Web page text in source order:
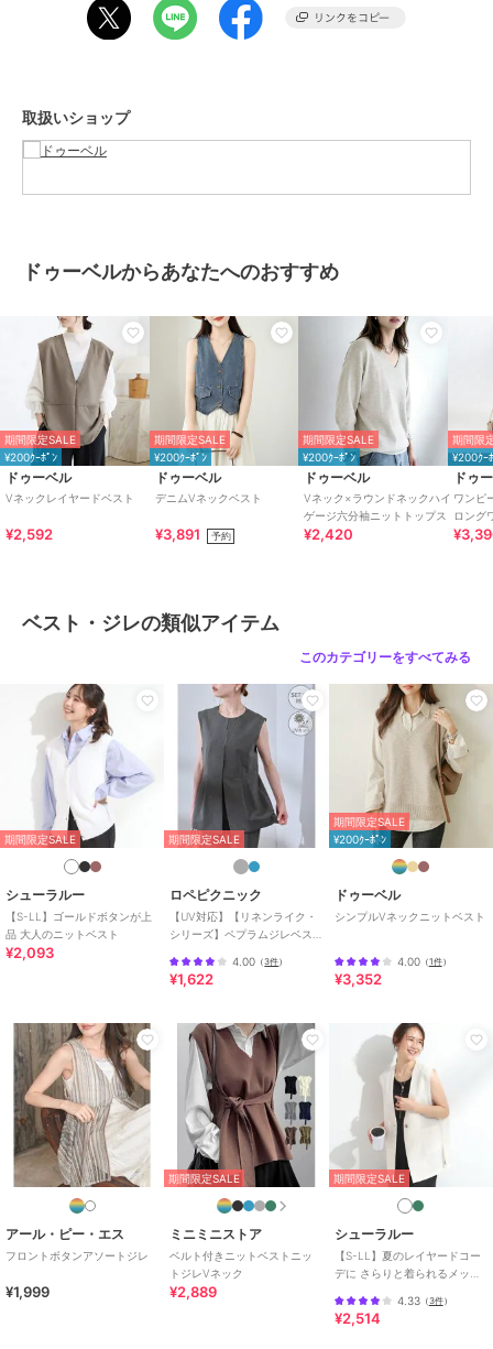
裏地：なし
……………………
ショップ ドゥーベル
商品カテゴリ トップス ／ ベスト・ジレ
性別タイプ
レディース
トップス ／ベスト・ジレ
カラー
ブルー、グレー、ベージュ、ブラ
ック
サイズ S,M,L,LL
素材
アクリル50%・レーヨン25%・ナ
特徴
トップス
ニット素材/アクリ
ノースリーブ
LL･13号以上あり
洗える/パーティー・結婚式・
二次会
セレモニー・入学式・卒
/ レギュラー丈(トップス)
ベスト・ジレ
ナイロン/ニット素材
アクリ
ル素材/レーヨン素材/ 無地/
ノースリーブ/
/洗える / パーティー・結婚式・
二次会/ セレモニー・入学式・卒
業式/レギュラー丈(トップス)
中国製
取扱いショップ
ドゥーベルからあなたへのおすすめ
期間限定SALE
¥200ｸｰﾎﾟﾝ
ドゥーベル
Vネックレイヤードベスト
¥2,592
期間限定SALE
¥200ｸｰﾎﾟﾝ
ドゥーベル
デニムVネックベスト
¥3,891 予約
期間限定SALE
¥200ｸｰﾎﾟﾝ
ドゥーベル
Vネック×ラウンドネックハイ
ゲージ六分袖ニットトップス
¥2,420
期間限
¥200ｸｰ
ドゥ
ワンピ
ロング
ベスト・ジレの類似アイテム
このカテゴリーをすべてみる
期間限定SALE
シューラルー
【S-LL】ゴールドボタンが上
品 大人のニットベスト
¥2,093
期間限定SALE
ロペピクニック
【UV対応】【リネンライク・
シリーズ】ペプラムジレベス
4.00 （3件）
¥1,622
期間限定SALE
¥200ｸｰﾎﾟﾝ
ドゥーベル
シンプルVネックニットベスト
4.00（1件）
¥3,352
アール・ピー・エス
フロントボタンアソートジレ
¥1,999
期間限定SALE
ミニミニストア
ベルト付きニットベストニッ
トジレVネック
¥2,889
期間限定SALE
シューラルー
【S-LL】夏のレイヤードコー
デに さらりと着られるメッシ
4.33（3件）
¥2,514